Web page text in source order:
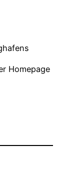
Homepage